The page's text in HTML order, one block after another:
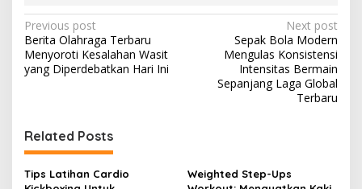
Post
navigation
Previous post
Berita Olahraga Terbaru
Menyoroti Kesalahan Wasit
yang Diperdebatkan Hari Ini
Next post
Sepak Bola Modern
Mengulas Konsistensi
Intensitas Bermain
Sepanjang Laga Global
Terbaru
Related Posts
Tips Latihan Cardio
Weighted Step-Ups